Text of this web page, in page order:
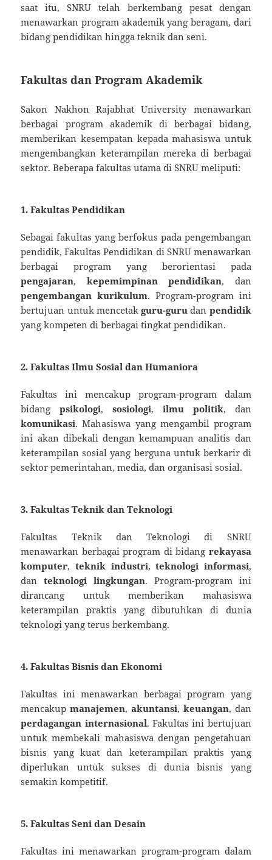
saat itu, SNRU telah berkembang pesat dengan
menawarkan program akademik yang beragam, dari
bidang pendidikan hingga teknik dan seni.
Fakultas dan Program Akademik
Sakon Nakhon Rajabhat University menawarkan
berbagai program akademik di berbagai bidang,
memberikan kesempatan kepada mahasiswa untuk
mengembangkan keterampilan mereka di berbagai
sektor. Beberapa fakultas utama di SNRU meliputi:
1. Fakultas Pendidikan
Sebagai fakultas yang berfokus pada pengembangan
pendidik, Fakultas Pendidikan di SNRU menawarkan
berbagai program yang berorientasi pada
pengajaran, kepemimpinan pendidikan, dan
pengembangan kurikulum. Program-program ini
bertujuan untuk mencetakguru-guru dan pendidik
yang kompeten di berbagai tingkat pendidikan.
2. Fakultas Ilmu Sosial dan Humaniora
Fakultas ini mencakup program-program dalam
bidangpsikologi,sosiologi, ilmu politik, dan
komunikasi. Mahasiswa yang mengambil program
ini akan dibekali dengan kemampuan analitis dan
keterampilan sosial yang berguna untuk berkarir di
sektor pemerintahan, media, dan organisasi sosial.
3. Fakultas Teknik dan Teknologi
Fakultas Teknik dan Teknologi di SNRU
menawarkan berbagai program di bidang rekayasa
komputer, teknik industri,teknologi informasi,
danteknologi lingkungan. Program-program ini
dirancang untuk memberikan mahasiswa
keterampilan praktis yang dibutuhkan di dunia
teknologi yang terus berkembang.
4. Fakultas Bisnis dan Ekonomi
Fakultas ini menawarkan berbagai program yang
mencakupmanajemen,akuntansi, keuangan, dan
perdagangan internasional. Fakultas ini bertujuan
untuk membekali mahasiswa dengan pengetahuan
bisnis yang kuat dan keterampilan praktis yang
diperlukan untuk sukses di dunia bisnis yang
semakin kompetitif.
5. Fakultas Seni dan Desain
Fakultas ini menawarkan program-program dalam